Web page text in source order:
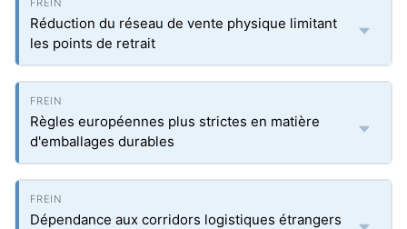
Réduction du réseau de vente physique limitant
les points de retrait
Règles européennes plus strictes en matière
d'emballages durables
Dépendance aux corridors logistiques étrangers